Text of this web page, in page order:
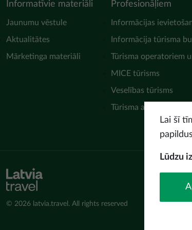
Informatīvie materiāli
Jaunumu vēstule
Aktualitātes
Mārketinga materiāli
Profesionāļiem
Informācijas
Informācija tūrisma
Tūrisma operatoriem
MICE tūrisms
Veselības tūrisms
Tūrisma asociācijas
© 2026 latvia.travel. All rights reserved
Lai šī
Lūdzu